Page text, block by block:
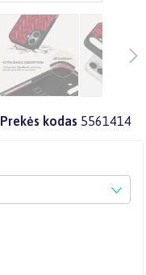
Prekės kodas 5561414